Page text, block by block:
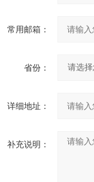
常用邮箱：
省份：
详细地址：
补充说明：